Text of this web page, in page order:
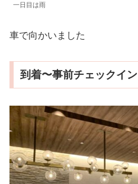
一日目は雨
車で向かいました
到着〜事前チェックイン